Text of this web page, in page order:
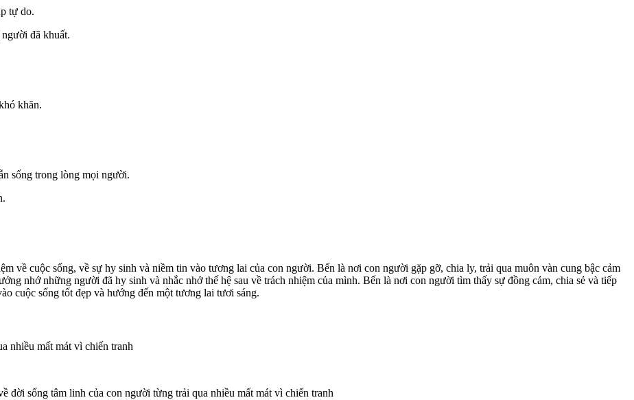
tự do.
đã khuất.
khăn.
sống trong lòng mọi người.
về cuộc sống, về sự hy sinh và niềm tin vào tương lai của con người. Bến là nơi con người gặp gỡ, chia ly, trải qua muôn vàn cung bậc cảm
nhớ những người đã hy sinh và nhắc nhở thế hệ sau về trách nhiệm của mình. Bến là nơi con người tìm thấy sự đồng cảm, chia sẻ và tiếp
cuộc sống tốt đẹp và hướng đến một tương lai tươi sáng.
nhiều mất mát vì chiến tranh
đời sống tâm linh của con người từng trải qua nhiều mất mát vì chiến tranh